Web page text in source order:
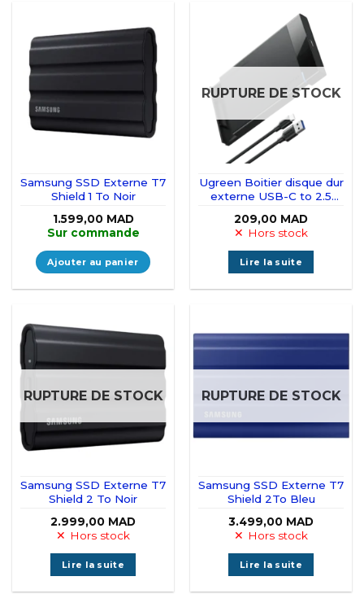
Samsung SSD Externe T7
Shield 1 To Noir
1.599,00 MAD
Sur commande
Ajouter au panier
RUPTURE DE STOCK
Ugreen Boitier disque dur
externe USB-C to 2.5
209,00 MAD
Hors stock
Lire la suite
RUPTURE DE STOCK
Samsung SSD Externe T7
Shield 2 To Noir
2.999,00 MAD
Hors stock
Lire la suite
RUPTURE DE STOCK
Samsung SSD Externe T7
Shield 2To Bleu
3.499,00 MAD
Hors stock
Lire la suite